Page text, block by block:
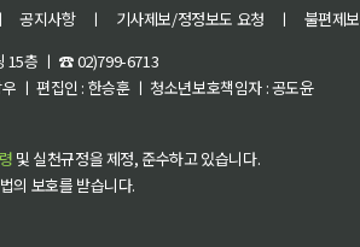
ㅣ 공지사항 ㅣ 기사제보/정정보도 요청 ㅣ 불편제보
15층 ㅣ ☎ 02)799-6713
ㅣ 편집인 : 한승훈 ㅣ 청소년보호책임자 : 공도윤
및 실천규정을 제정, 준수하고 있습니다.
의 보호를 받습니다.